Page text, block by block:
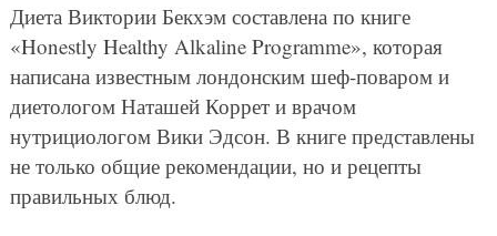
Диета Виктории Бекхэм составлена по книге
«Honestly Healthy Alkaline Programme», которая
написана известным лондонским шеф-поваром и
диетологом Наташей Коррет и врачом
нутрициологом Вики Эдсон. В книге представлены
не только общие рекомендации, но и рецепты
правильных блюд.